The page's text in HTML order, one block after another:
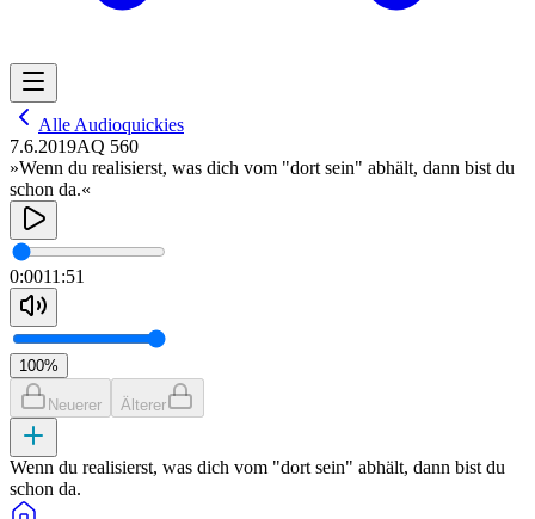
Alle Audioquickies
7.6.2019AQ 560
»Wenn du realisierst, was dich vom "dort sein" abhält, dann bist du
schon da.«
0:0011:51
100%
Neuerer Älterer
Wenn du realisierst, was dich vom "dort sein" abhält, dann bist du
schon da.